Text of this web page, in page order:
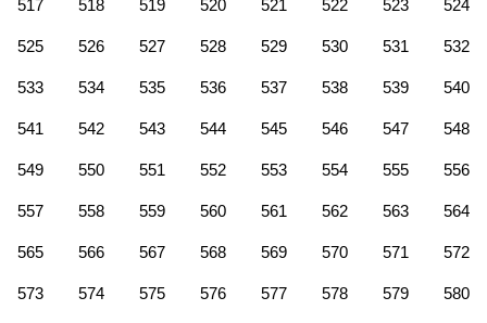
517 518 519 520 521 522 523 524
525 526 527 528 529 530 531 532
533 534 535 536 537 538 539 540
541 542 543 544 545 546 547 548
549 550 551 552 553 554 555 556
557 558 559 560 561 562 563 564
565 566 567 568 569 570 571 572
573 574 575 576 577 578 579 580